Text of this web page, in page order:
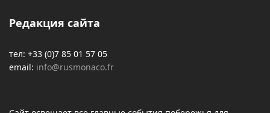
Редакция сайта
тел: +33 (0)7 85 01 57 05
email: info@rusmonaco.fr